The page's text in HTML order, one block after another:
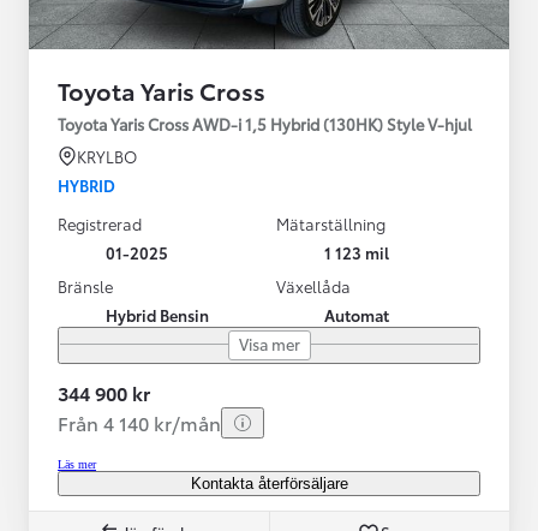
Toyota Yaris Cross
Toyota Yaris Cross AWD-i 1,5 Hybrid (130HK) Style V-hjul
KRYLBO
HYBRID
Registrerad
01-2025
Mätarställning
1 123 mil
Bränsle
Hybrid Bensin
Växellåda
Automat
Visa mer
344 900 kr
Från 4 140 kr/mån
Läs mer
Kontakta återförsäljare